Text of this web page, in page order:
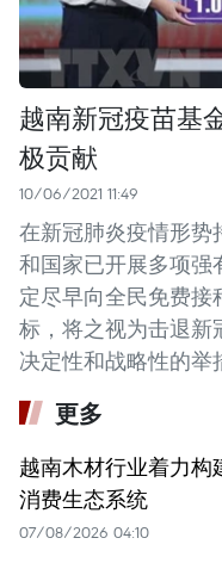
越南新冠疫苗基
极贡献
10/06/2021 11:49
在新冠肺炎疫情形势
和国家已开展多项强
定尽早向全民免费接
标，将之视为击退新
决定性和战略性的举
更多
越南木材行业着力构
消费生态系统
07/08/2026 04:10